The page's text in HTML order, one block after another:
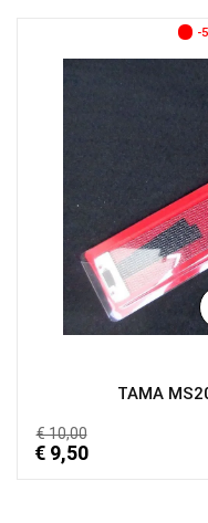
-
TAMA
€ 10,00
€ 9,50